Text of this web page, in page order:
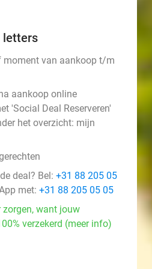
letters
moment van aankoop t/m
aankoop online
'Social Deal Reserveren'
het overzicht: mijn
deal? Bel: +31 88 205 05
met: +31 88 205 05 05
zorgen, want jouw
verzekerd (meer info)